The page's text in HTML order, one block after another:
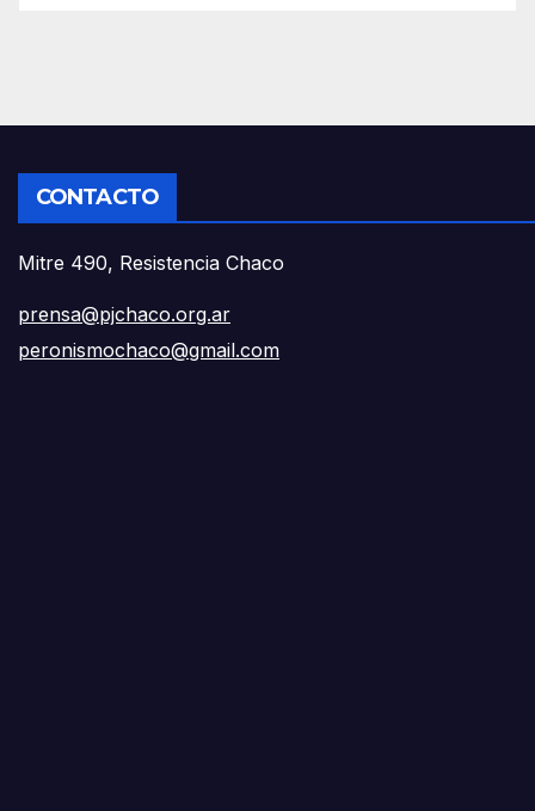
CONTACTO
Mitre 490, Resistencia Chaco
prensa@pjchaco.org.ar
peronismochaco@gmail.com